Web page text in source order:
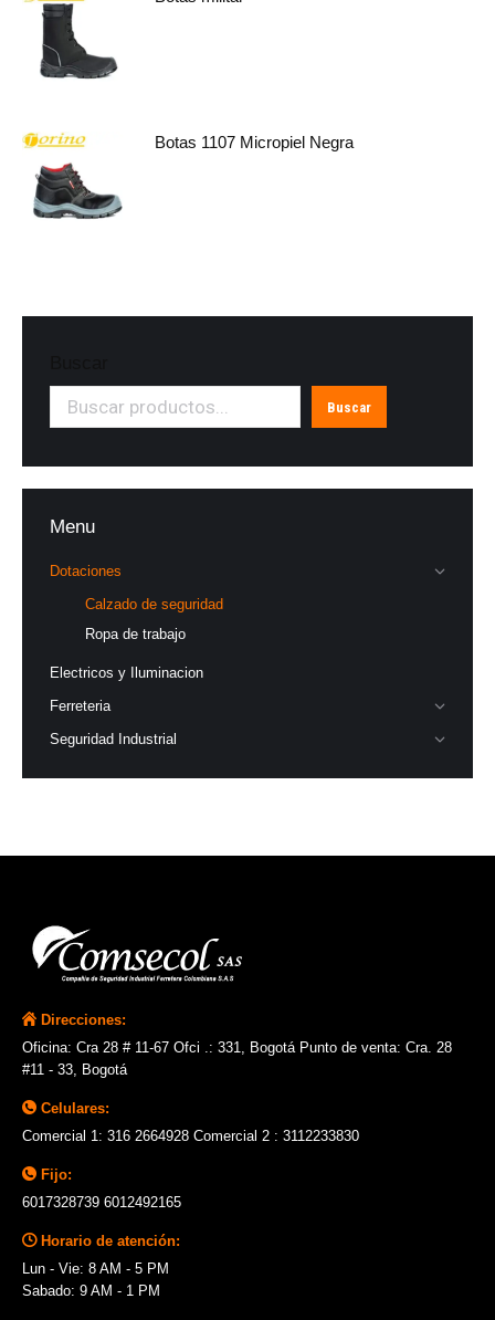
Botas 1107 Micropiel Negra
Buscar
Menu
Dotaciones
Calzado de seguridad
Ropa de trabajo
Electricos y Iluminacion
Ferreteria
Seguridad Industrial
Direcciones:
Oficina: Cra 28 # 11-67 Ofci .: 331, Bogotá Punto de venta: Cra. 28
#11 - 33, Bogotá
Celulares:
Comercial 1: 316 2664928 Comercial 2 : 3112233830
Fijo:
6017328739 6012492165
Horario de atención:
Lun - Vie: 8 AM - 5 PM
Sabado: 9 AM - 1 PM